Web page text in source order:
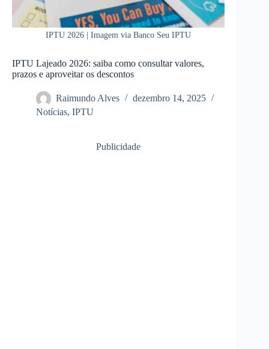
IPTU 2026 | Imagem via Banco Seu IPTU
IPTU Lajeado 2026: saiba como consultar valores,
prazos e aproveitar os descontos
Raimundo Alves
dezembro 14, 2025
Notícias, IPTU
Publicidade